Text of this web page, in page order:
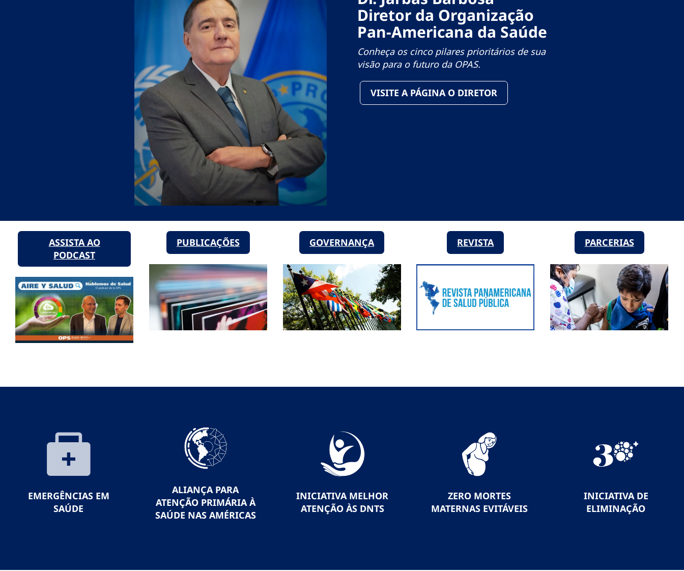
Diretor da Organização
Pan-Americana da Saúde
Conheça os cinco pilares prioritários de sua
visão para o futuro da OPAS.
VISITE A PÁGINA O DIRETOR
ASSISTA AO
PODCAST
PUBLICAÇÕES GOVERNANÇA REVISTA PARCERIAS
EMERGÊNCIAS EM
SAÚDE
ALIANÇA PARA
ATENÇÃO PRIMÁRIA À
SAÚDE NAS AMÉRICAS
INICIATIVA MELHOR
ATENÇÃO ÀS DNTS
ZERO MORTES
MATERNAS EVITÁVEIS
INICIATIVA DE
ELIMINAÇÃO